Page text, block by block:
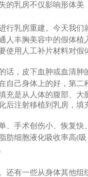
的乳房不仅影响形体美
行乳房重建。今天我们
人丰胸美容中的假体植
使用人工补片材料对假
话，皮下血肿或血清肿
自己身体上的好，第二
充是从人体的腹部、大
后注射移植到乳房，填
手术创伤小、恢复快、
肪细胞液化吸收率高(吸
还有一些从身体其他组